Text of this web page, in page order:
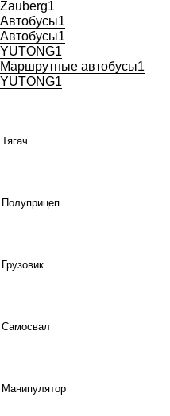
Zauberg1
Автобусы1
Автобусы1
YUTONG1
Маршрутные автобусы1
YUTONG1
Тягач
Полуприцеп
Грузовик
Самосвал
Манипулятор